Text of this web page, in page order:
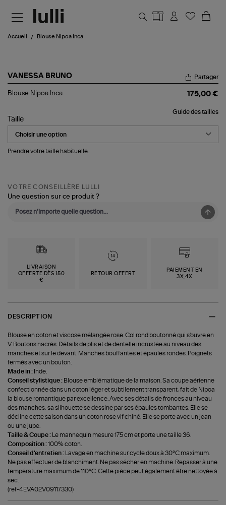
Accueil Blouse Nipoa Inca
VANESSA BRUNO
Blouse
Partager
Blouse Nipoa Inca 175,00 €
Guide des tailles
Taille
Prendre votre taille habituelle.
VOTRE CONSEILLÈRE LULLI
Une question sur ce produit ?
LIVRAISON
OFFERTE DÈS 150
€
RETOUR OFFERT
PAIEMENT EN
3X,4X
DESCRIPTION
Blouse en coton et viscose mélangée rose. Col rond boutonné qui s'ouvre en
V. Boutons nacrés. Détails de plis et de dentelle incrustée au niveau des
manches et sur le devant. Manches bouffantes et épaules rondes. Poignets
fermés avec un bouton.
Made in : Inde.
Conseil stylistique : Blouse emblématique de la maison. Sa coupe aérienne
confectionnée dans un coton léger et subtilement transparent, fait de Nipoa
la blouse romantique par excellence. Avec ses détails de fronces au niveau
des manches, sa silhouette se dessine par ses épaules tombantes. Elle se
décline cette saison dans un coton rose vif chiné. Elle se porte avec un jean
ou une jupe.
Taille & Coupe :
Le mannequin mesure 175 cm et porte une taille 36.
Composition :100% coton.
Conseil d'entretien :
Lavage en machine sur cycle doux à 30°C maximum.
Ne pas effectuer de blanchiment. Ne pas sécher en machine. Repasser à une
température maximum de 110°C. Cette pièce peut également être nettoyée à
sec.
(ref-4EVA02V09117330)